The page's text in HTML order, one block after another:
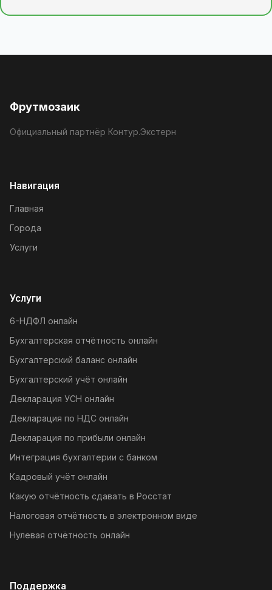
Фрутмозаик
Официальный партнёр Контур.Экстерн
Навигация
Главная
Города
Услуги
Услуги
6-НДФЛ онлайн
Бухгалтерская отчётность онлайн
Бухгалтерский баланс онлайн
Бухгалтерский учёт онлайн
Декларация УСН онлайн
Декларация по НДС онлайн
Декларация по прибыли онлайн
Интеграция бухгалтерии с банком
Кадровый учёт онлайн
Какую отчётность сдавать в Росстат
Налоговая отчётность в электронном виде
Нулевая отчётность онлайн
Поддержка